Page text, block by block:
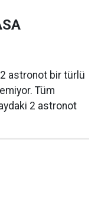
2 astronot bir türlü
Tüm
2 astronot